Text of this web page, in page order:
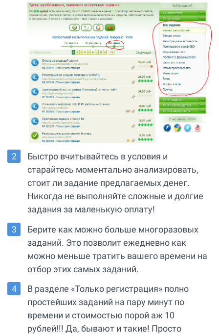
Быстро вчитывайтесь в условия и
старайтесь моментально анализировать,
стоит ли задание предлагаемых денег.
Никогда не выполняйте сложные и долгие
задания за маленькую оплату!
Берите как можно больше многоразовых
заданий. Это позволит ежедневно как
можно меньше тратить вашего времени на
отбор этих самых заданий.
В разделе «Только регистрация» полно
простейших заданий на пару минут по
времени и стоимостью порой аж 10
рублей!!! Да, бывают и такие! Просто